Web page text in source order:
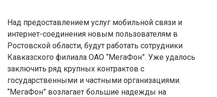
Над предоставлением услуг мобильной связи и
интернет-соединения новым пользователям в
Ростовской области, будут работать сотрудники
Кавказского филиала ОАО “МегаФон”. Уже удалось
заключить ряд крупных контрактов с
государственными и частными организациями.
“МегаФон” возлагает большие надежды на